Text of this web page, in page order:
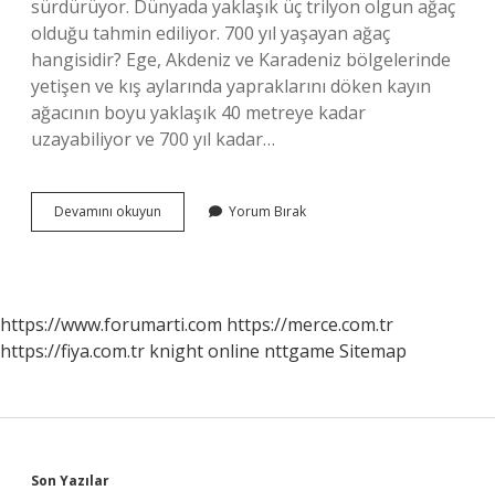
sürdürüyor. Dünyada yaklaşık üç trilyon olgun ağaç
olduğu tahmin ediliyor. 700 yıl yaşayan ağaç
hangisidir? Ege, Akdeniz ve Karadeniz bölgelerinde
yetişen ve kış aylarında yapraklarını döken kayın
ağacının boyu yaklaşık 40 metreye kadar
uzayabiliyor ve 700 yıl kadar…
Devamını okuyun
Ağacı
Yorum Bırak
https://www.forumarti.com https://merce.com.tr
https://fiya.com.tr knight online nttgame Sitemap
Son Yazılar